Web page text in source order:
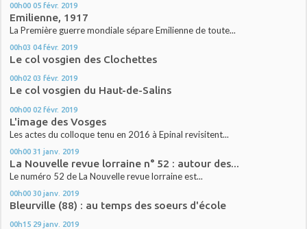
00h00 05 févr. 2019
Emilienne, 1917
La Première guerre mondiale sépare Emilienne de toute...
00h03 04 févr. 2019
Le col vosgien des Clochettes
00h02 03 févr. 2019
Le col vosgien du Haut-de-Salins
00h00 02 févr. 2019
L'image des Vosges
Les actes du colloque tenu en 2016 à Epinal revisitent...
00h00 31 janv. 2019
La Nouvelle revue lorraine n° 52 : autour des...
Le numéro 52 de La Nouvelle revue lorraine est...
00h00 30 janv. 2019
Bleurville (88) : au temps des soeurs d'école
00h15 29 janv. 2019